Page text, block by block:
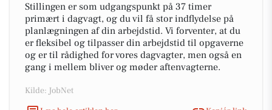
Stillingen er som udgangspunkt på 37 timer
primært i dagvagt, og du vil få stor indflydelse på
planlægningen af din arbejdstid. Vi forventer, at du
er fleksibel og tilpasser din arbejdstid til opgaverne
og er til rådighed for vores dagvagter, men også en
gang i mellem bliver og møder aftenvagterne.
Kilde: JobNet